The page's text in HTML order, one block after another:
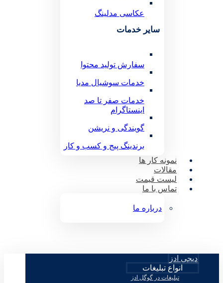
عکاسی مدلینگ
سایر خدمات
سفارش تولید محتوا
خدمات سوشیال مدیا
خدمات صفر تا صد
اینستاگرام
گویندگی و نریشن
برندینگ پیج و کسب و کار
نمونه کار ها
مقالات
لیست قیمت
تماس با ما
درباره ما
دیجی ادز
انواع تبلیغات
تبلیغات در گوگل ادز